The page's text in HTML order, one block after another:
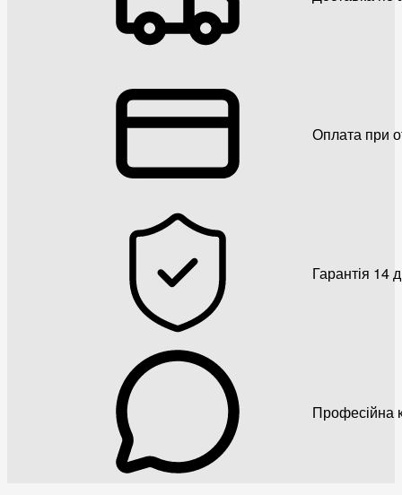
Оплата при
Гарантія 14
Професійна